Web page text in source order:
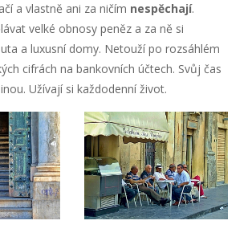
a vlastně ani za ničím nespěchají.
velké obnosy peněz a za ně si
a luxusní domy. Netouží po rozsáhlém
cifrách na bankovních účtech. Svůj čas
Užívají si každodenní život.